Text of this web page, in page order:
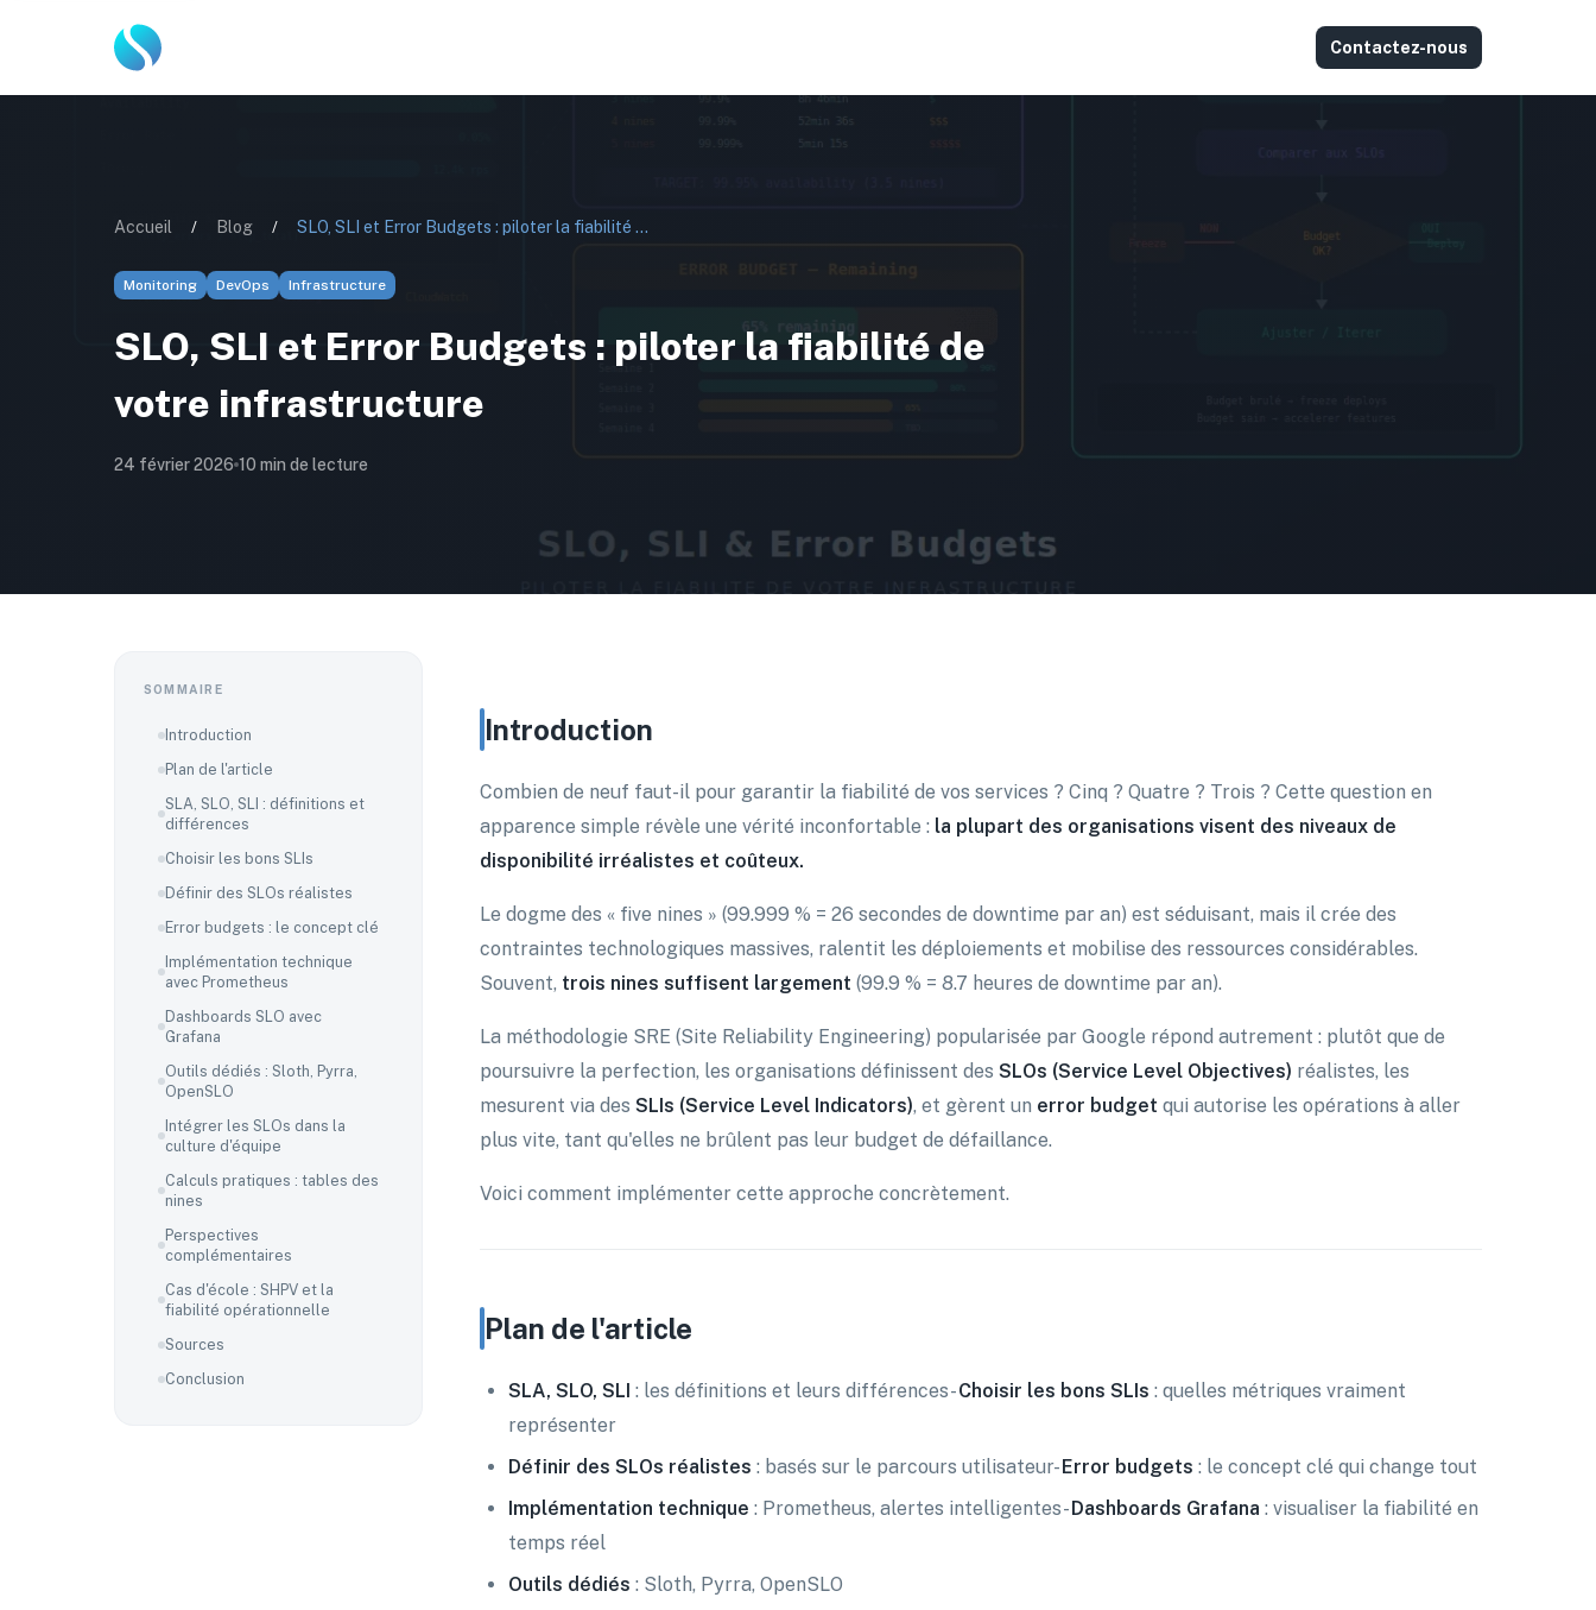
Contactez-nous
Accueil / Blog / SLO, SLI et Error Budgets : piloter la fiabilité de votre infrastructure
Monitoring DevOps Infrastructure
SLO, SLI et Error Budgets : piloter la fiabilité de
votre infrastructure
24 février 2026 10 min de lecture
SOMMAIRE
Introduction
Plan de l'article
SLA, SLO, SLI : définitions et
différences
Choisir les bons SLIs
Définir des SLOs réalistes
Error budgets : le concept clé
Implémentation technique
avec Prometheus
Dashboards SLO avec
Grafana
Outils dédiés : Sloth, Pyrra,
OpenSLO
Intégrer les SLOs dans la
culture d'équipe
Calculs pratiques : tables des
nines
Perspectives
complémentaires
Cas d'école : SHPV et la
fiabilité opérationnelle
Sources
Conclusion
Introduction
Combien de neuf faut-il pour garantir la fiabilité de vos services ? Cinq ? Quatre ? Trois ? Cette question en
apparence simple révèle une vérité inconfortable : la plupart des organisations visent des niveaux de
disponibilité irréalistes et coûteux.
Le dogme des « five nines » (99.999 % = 26 secondes de downtime par an) est séduisant, mais il crée des
contraintes technologiques massives, ralentit les déploiements et mobilise des ressources considérables.
Souvent, trois nines suffisent largement (99.9 % = 8.7 heures de downtime par an).
La méthodologie SRE (Site Reliability Engineering) popularisée par Google répond autrement : plutôt que de
poursuivre la perfection, les organisations définissent des SLOs (Service Level Objectives) réalistes, les
mesurent via des SLIs (Service Level Indicators), et gèrent un error budget qui autorise les opérations à aller
plus vite, tant qu'elles ne brûlent pas leur budget de défaillance.
Voici comment implémenter cette approche concrètement.
Plan de l'article
SLA, SLO, SLI : les définitions et leurs différences-Choisir les bons SLIs : quelles métriques vraiment
représenter
Définir des SLOs réalistes : basés sur le parcours utilisateur-Error budgets : le concept clé qui change tout
Implémentation technique : Prometheus, alertes intelligentes-Dashboards Grafana : visualiser la fiabilité en
temps réel
Outils dédiés : Sloth, Pyrra, OpenSLO